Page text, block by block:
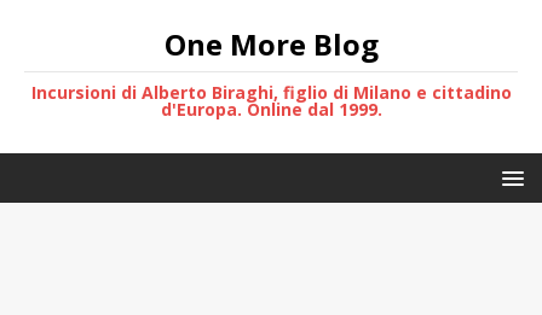
One More Blog
Incursioni di Alberto Biraghi, figlio di Milano e cittadino
d'Europa. Online dal 1999.